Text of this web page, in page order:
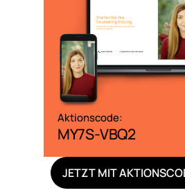
Aktionscode:
MY7S-VBQ2
JETZT MIT